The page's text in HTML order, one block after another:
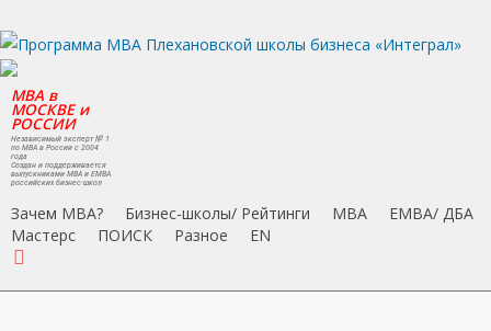
to
main
content
MBA в
МОСКВЕ и
РОССИИ
Независимый эксперт № 1
по MBA в России с 2004
года
Создан и поддерживается
выпускниками MBA и EMBA
российских бизнес-школ
Зачем MBA? Бизнес-школы/ Рейтинги MBA
EMBA/ ДБA
Мастерс
ПОИСК Разное EN